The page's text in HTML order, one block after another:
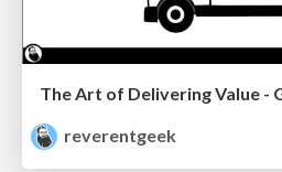
reverentgeek